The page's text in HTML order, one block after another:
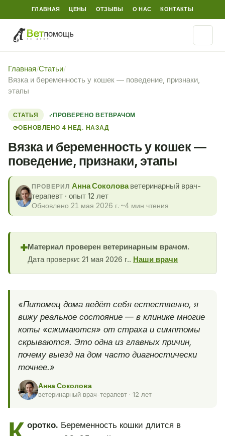
ГЛАВНАЯ ЦЕНЫ ОТЗЫВЫ О НАС КОНТАКТЫ
Главная/Статьи/
Вязка и беременность у кошек — поведение, признаки,
этапы
СТАТЬЯ
ПРОВЕРЕНО ВЕТВРАЧОМ
⟳ОБНОВЛЕНО 4 НЕД. НАЗАД
Вязка и беременность у кошек —
поведение, признаки, этапы
ПРОВЕРИЛ Анна Соколоваветеринарный врач-
терапевт · опыт 12 лет
Обновлено 21 мая 2026 г. ~4 мин чтения
✚Материал проверен ветеринарным врачом.
Дата проверки: 21 мая 2026 г.. Наши врачи
«Питомец дома ведёт себя естественно, я
вижу реальное состояние — в клинике многие
коты «сжимаются» от страха и симптомы
скрываются. Это одна из главных причин,
почему выезд на дом часто диагностически
точнее.»
Анна Соколова
ветеринарный врач-терапевт · 12 лет
оротко. Беременность кошки длится в